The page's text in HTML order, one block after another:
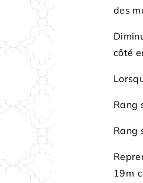
des
côté
Rang
Rang
19m